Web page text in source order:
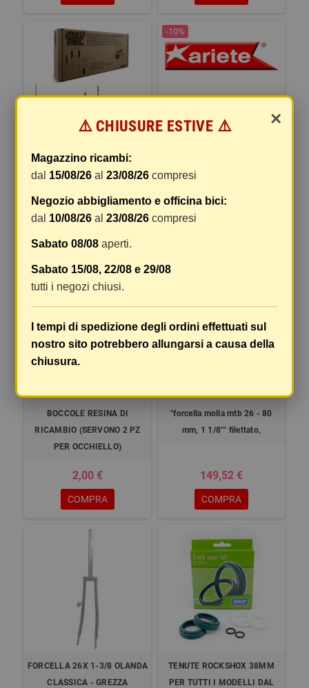
KIT RIPARAZIONE STELI
SCRATCH COVER
TRASPARENTE
57,57 €
COMPRA
-10%
ROSCK SHOX
35,14 €
BOCCOLE RESINA DI
RICAMBIO (SERVONO 2 PZ
PER OCCHIELLO)
2,00 €
COMPRA
"forcella molla mtb 26 - 80
mm, 1 1/8"" filettato,
149,52 €
COMPRA
FORCELLA 26X 1-3/8 OLANDA
CLASSICA - GREZZA
TENUTE ROCKSHOX 38MM
PER TUTTI I MODELLI DAL
×
⚠️ CHIUSURE ESTIVE ⚠️
Magazzino ricambi:
dal 15/08/26 al23/08/26 compresi
Negozio abbigliamento e officina bici:
dal 10/08/26 al23/08/26 compresi
Sabato 08/08 aperti.
Sabato 15/08, 22/08 e 29/08
tutti i negozi chiusi.
I tempi di spedizione degli ordini effettuati sul
nostro sito potrebbero allungarsi a causa della
chiusura.